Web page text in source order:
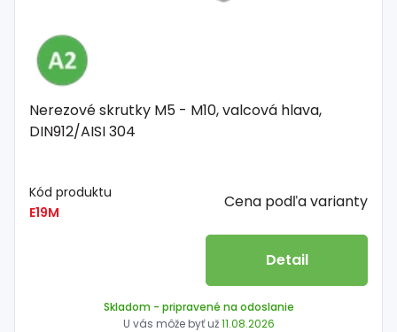
Nerezové skrutky M5 - M10, valcová hlava,
DIN912/AISI 304
Kód produktu
E19M
Cena podľa varianty
Detail
Skladom - pripravené na odoslanie
U vás môže byť už11.08.2026